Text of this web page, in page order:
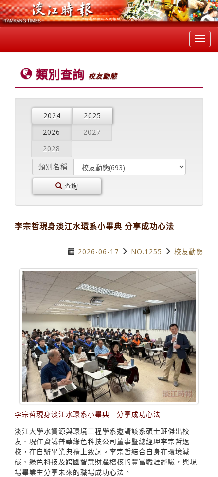
類別查詢 校友動態
2024
2025
2026
2027
2028
類別名稱
查詢
李宗哲現身淡江水環系小畢典 分享成功心法
2026-06-17 NO.1255 校友動態
李宗哲現身淡江水環系小畢典 分享成功心法
淡江大學水資源與環境工程學系邀請該系碩士班傑出校
友、現任資誠普華綠色科技公司董事暨總經理李宗哲返
校，在自辦畢業典禮上致詞。李宗哲結合自身在環境減
碳、綠色科技及跨國智慧財產稽核的豐富職涯經驗，與現
場畢業生分享未來的職場成功心法。